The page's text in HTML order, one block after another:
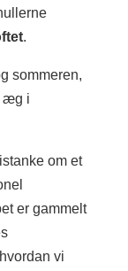
.
sommeren,
æg i
om et
er gammelt
vi